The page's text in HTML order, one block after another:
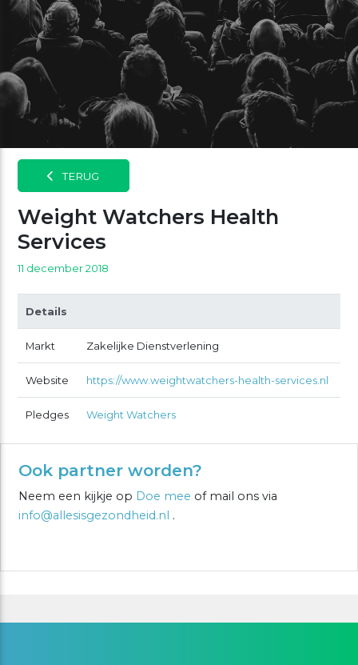
TERUG
Weight Watchers Health
Services
11 december 2018
Details
Markt Zakelijke Dienstverlening
Website https://www.weightwatchers-health-services.nl
Pledges Weight Watchers
Ook partner worden?
Neem een kijkje op Doe mee of mail ons via
info@allesisgezondheid.nl .